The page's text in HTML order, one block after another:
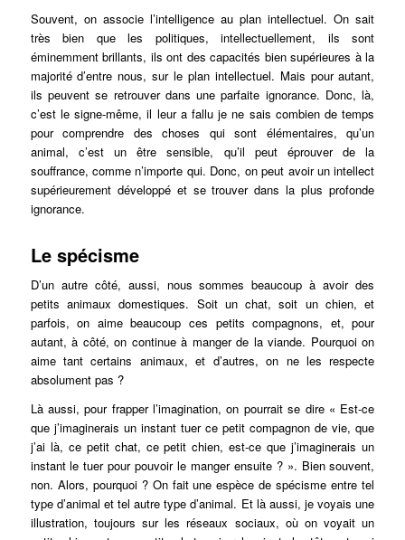
Souvent, on associe l’intelligence au plan intellectuel. On sait
très bien que les politiques, intellectuellement, ils sont
éminemment brillants, ils ont des capacités bien supérieures à la
majorité d’entre nous, sur le plan intellectuel. Mais pour autant,
ils peuvent se retrouver dans une parfaite ignorance. Donc, là,
c’est le signe-même, il leur a fallu je ne sais combien de temps
pour comprendre des choses qui sont élémentaires, qu’un
animal, c’est un être sensible, qu’il peut éprouver de la
souffrance, comme n’importe qui. Donc, on peut avoir un intellect
supérieurement développé et se trouver dans la plus profonde
ignorance.
Le spécisme
D’un autre côté, aussi, nous sommes beaucoup à avoir des
petits animaux domestiques. Soit un chat, soit un chien, et
parfois, on aime beaucoup ces petits compagnons, et, pour
autant, à côté, on continue à manger de la viande. Pourquoi on
aime tant certains animaux, et d’autres, on ne les respecte
absolument pas ?
Là aussi, pour frapper l’imagination, on pourrait se dire « Est-ce
que j’imaginerais un instant tuer ce petit compagnon de vie, que
j’ai là, ce petit chat, ce petit chien, est-ce que j’imaginerais un
instant le tuer pour pouvoir le manger ensuite ? ». Bien souvent,
non. Alors, pourquoi ? On fait une espèce de spécisme entre tel
type d’animal et tel autre type d’animal. Et là aussi, je voyais une
illustration, toujours sur les réseaux sociaux, où on voyait un